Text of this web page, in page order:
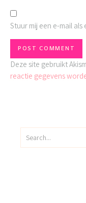
Stuur mij een e-mail
Deze site gebruikt
reactie gegevens